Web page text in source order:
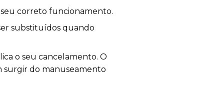
correto funcionamento.
substituídos quando
o seu cancelamento. O
surgir do manuseamento